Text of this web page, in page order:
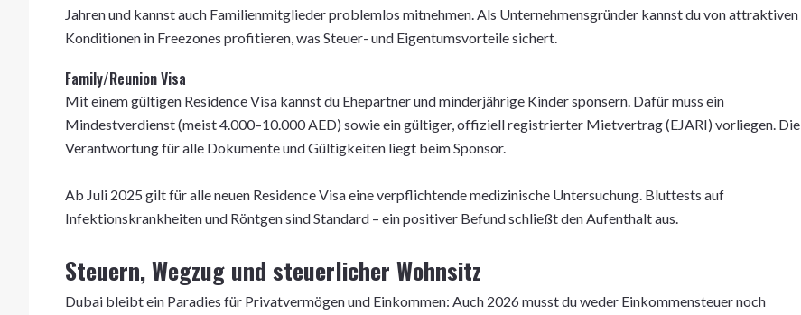
Jahren und kannst auch Familienmitglieder problemlos mitnehmen. Als Unternehmensgründer kannst du von attraktiven
Konditionen in Freezones profitieren, was Steuer- und Eigentumsvorteile sichert.
Family/Reunion Visa
Mit einem gültigen Residence Visa kannst du Ehepartner und minderjährige Kinder sponsern. Dafür muss ein
Mindestverdienst (meist 4.000–10.000 AED) sowie ein gültiger, offiziell registrierter Mietvertrag (EJARI) vorliegen. Die
Verantwortung für alle Dokumente und Gültigkeiten liegt beim Sponsor.
Ab Juli 2025 gilt für alle neuen Residence Visa eine verpflichtende medizinische Untersuchung. Bluttests auf
Infektionskrankheiten und Röntgen sind Standard – ein positiver Befund schließt den Aufenthalt aus.
Steuern, Wegzug und steuerlicher Wohnsitz
Dubai bleibt ein Paradies für Privatvermögen und Einkommen: Auch 2026 musst du weder Einkommensteuer noch